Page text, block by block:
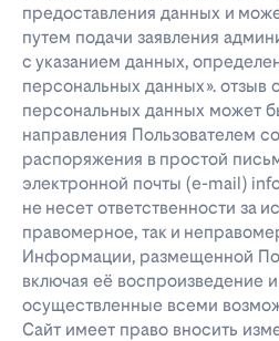
предоставления данных и
путем подачи заявления
с указанием данных,
персональных данных». отзыв
персональных данных может
направления Пользователем
распоряжения в простой
электронной почты (e-mail)
не несет ответственности за
правомерное, так и
Информации, размещенной
включая её воспроизведение
осуществленные всеми
Сайт имеет право вносить